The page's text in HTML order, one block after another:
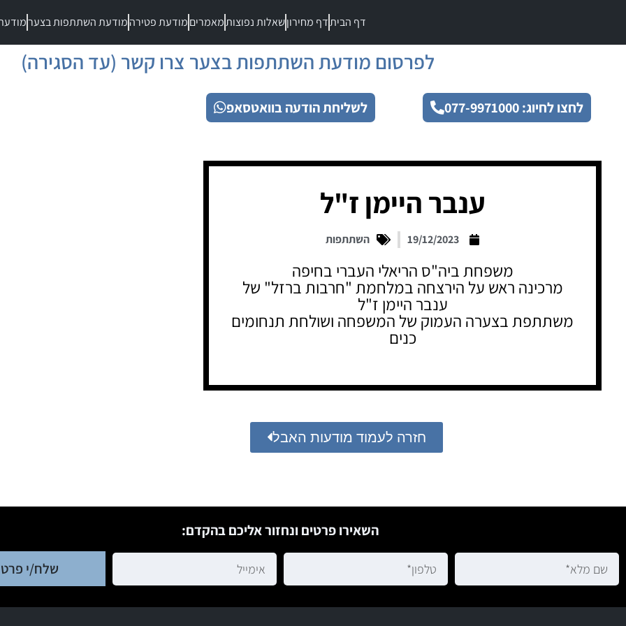
דף הביתדף מחירוןשאלות נפוצותמאמריםמודעת פטירהמודעת השתתפות בצער
לפרסום מודעת השתתפות בצער צרו קשר (עד הסגירה)
לחצו לחיוג: 077-9971000 לשליחת הודעה בוואטסאפ
ענבר היימן ז"ל
19/12/2023 השתתפות
משפחת ביה"ס הריאלי העברי בחיפה
מרכינה ראש על הירצחה במלחמת "חרבות ברזל" של
ענבר היימן ז"ל
משתתפת בצערה העמוק של המשפחה ושולחת תנחומים
כנים
חזרה לעמוד מודעות האבל
השאירו פרטים ונחזור אליכם בהקדם:
שלח/י